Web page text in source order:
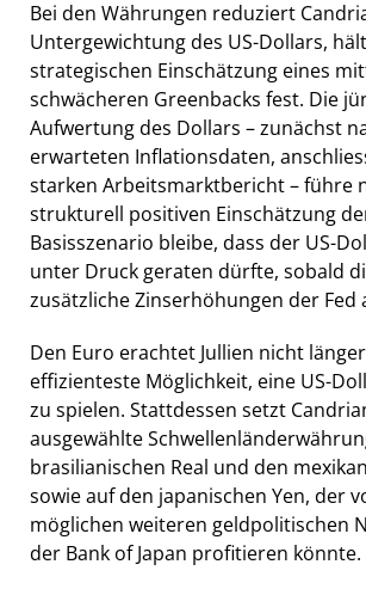
Bei den Währungen reduziert
Untergewichtung des US-Dollars,
strategischen Einschätzung eines
schwächeren Greenbacks fest. Die
Aufwertung des Dollars – zunächst
erwarteten Inflationsdaten,
starken Arbeitsmarktbericht – führe
strukturell positiven Einschätzung
Basisszenario bleibe, dass der US-
unter Druck geraten dürfte, sobald
zusätzliche Zinserhöhungen der Fed
Den Euro erachtet Jullien nicht
effizienteste Möglichkeit, eine US-
zu spielen. Stattdessen setzt
ausgewählte
brasilianischen Real und den
sowie auf den japanischen Yen, der
möglichen weiteren geldpolitischen
der Bank of Japan profitieren könnte.